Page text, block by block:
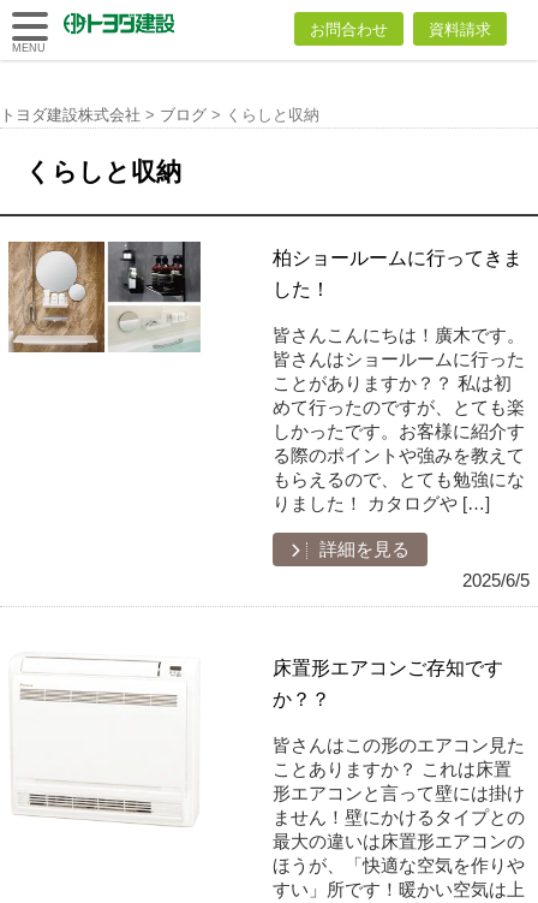
トヨダ建設
お問合わせ 資料請求
MENU
トヨダ建設株式会社 > ブログ > くらしと収納
くらしと収納
柏ショールームに行ってきま
した！
皆さんこんにちは！廣木です。
皆さんはショールームに行った
ことがありますか？？ 私は初
めて行ったのですが、とても楽
しかったです。お客様に紹介す
る際のポイントや強みを教えて
もらえるので、とても勉強にな
りました！ カタログや […]
詳細を見る
2025/6/5
床置形エアコンご存知です
か？？
皆さんはこの形のエアコン見た
ことありますか？ これは床置
形エアコンと言って壁には掛け
ません！壁にかけるタイプとの
最大の違いは床置形エアコンの
ほうが、「快適な空気を作りや
すい」所です！暖かい空気は上